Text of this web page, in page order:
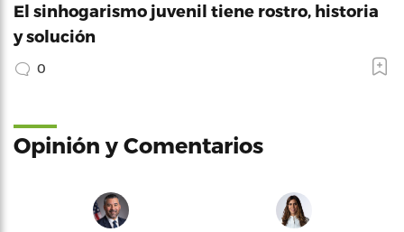
El sinhogarismo juvenil tiene rostro, historia
y solución
0
Opinión y Comentarios